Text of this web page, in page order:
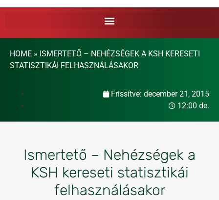
HOME » ISMERTETŐ – NEHÉZSÉGEK A KSH KERESETI
STATISZTIKÁI FELHASZNÁLÁSAKOR
Frissítve: december 21, 2015
12:00 de.
Ismertető – Nehézségek a
KSH kereseti statisztikái
felhasználásakor